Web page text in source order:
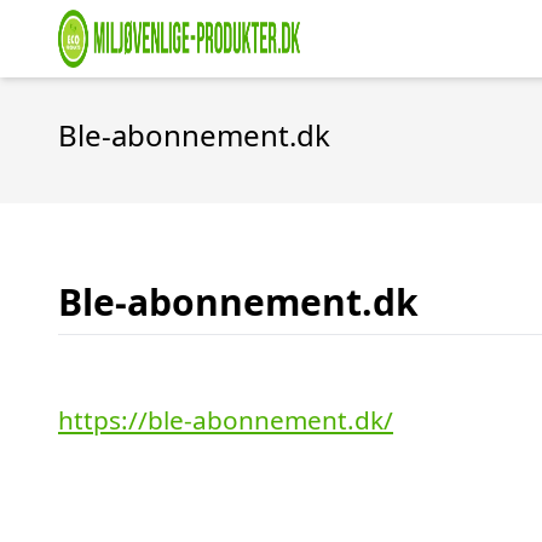
Ble-abonnement.dk
Ble-abonnement.dk
https://ble-abonnement.dk/